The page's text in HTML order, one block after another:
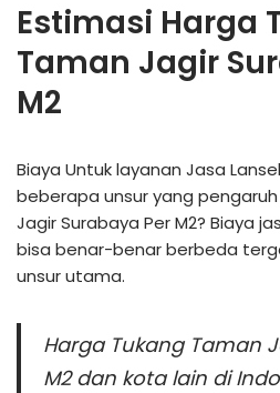
Estimasi Harga
Taman Jagir
M2
Biaya Untuk layanan Jasa
beberapa unsur yang
Jagir Surabaya Per M2? Biaya
bisa benar-benar berbeda
unsur utama.
Harga Tukang Taman
M2 dan kota lain di